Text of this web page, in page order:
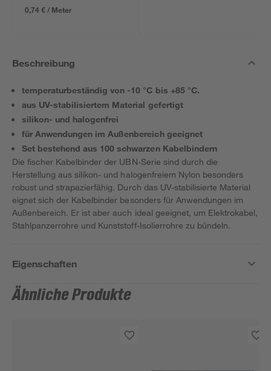
0,74 € / Meter
Beschreibung
temperaturbeständig von -10 °C bis +85 °C.
aus UV-stabilisiertem Material gefertigt
silikon- und halogenfrei
für Anwendungen im Außenbereich geeignet
Set bestehend aus 100 schwarzen Kabelbindern
Die fischer Kabelbinder der UBN-Serie sind durch die
Herstellung aus silikon- und halogenfreiem Nylon besonders
robust und strapazierfähig. Durch das UV-stabilisierte Material
eignet sich der Kabelbinder besonders für Anwendungen im
Außenbereich. Er ist aber auch ideal geeignet, um Elektrokabel,
Stahlpanzerrohre und Kunststoff-Isolierrohre zu bündeln.
Eigenschaften
Ähnliche Produkte